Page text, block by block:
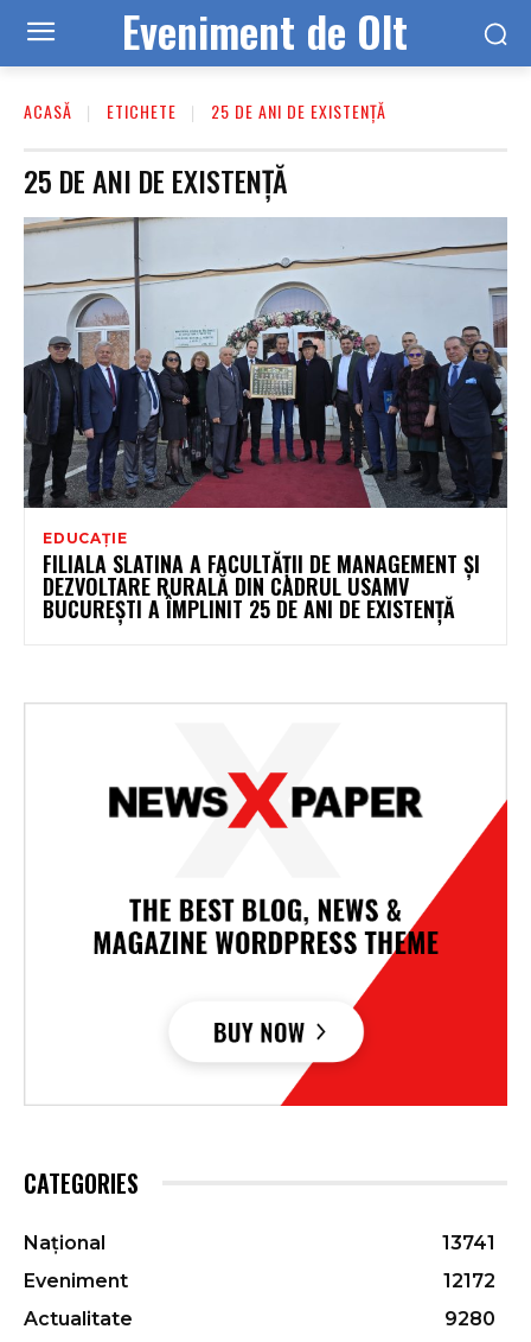
Eveniment de Olt
ACASĂ ETICHETE 25 DE ANI DE EXISTENȚĂ
25 DE ANI DE EXISTENȚĂ
EDUCAȚIE
FILIALA SLATINA A FACULTĂȚII DE MANAGEMENT ȘI
DEZVOLTARE RURALĂ DIN CADRUL USAMV
BUCUREȘTI A ÎMPLINIT 25 DE ANI DE EXISTENȚĂ
CATEGORIES
Național
13741
Eveniment
12172
Actualitate
9280